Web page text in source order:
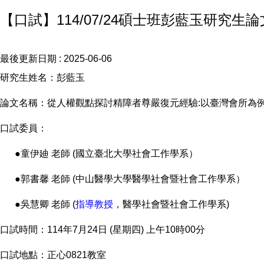
【口試】114/07/24碩士班彭藍玉研究生
最後更新日期 : 2025-06-06
研究生姓名：彭藍玉
論文名稱：從人權觀點探討精障者尊嚴復元經驗:以臺灣會所為例
口試委員：
●童伊廸 老師 (國立臺北大學社會工作學系）
●郭書馨 老師 (中山醫學大學醫學社會暨社會工作學系）
●吳慧卿 老師 (指導教授 ，醫學社會暨社會工作學系)
口試時間：114年7月24日 (星期四) 上午10時00分
口試地點：正心0821教室